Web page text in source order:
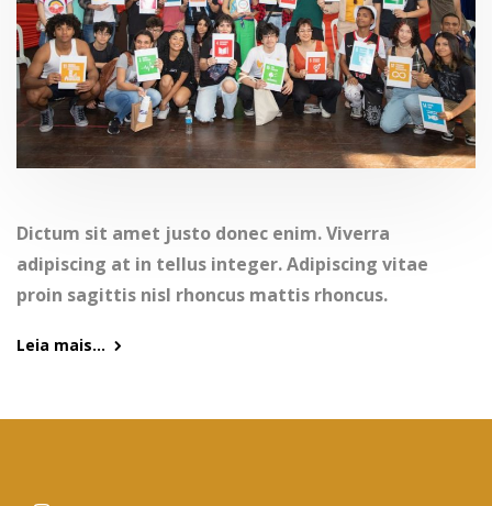
Dictum sit amet justo donec enim. Viverra
adipiscing at in tellus integer. Adipiscing vitae
proin sagittis nisl rhoncus mattis rhoncus.
Leia mais...